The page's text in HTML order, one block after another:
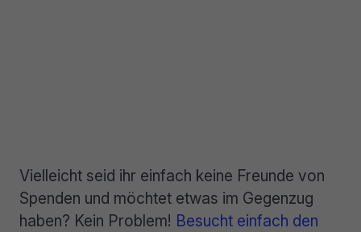
Vielleicht seid ihr einfach keine Freunde von
Spenden und möchtet etwas im Gegenzug
haben? Kein Problem! Besucht einfach den